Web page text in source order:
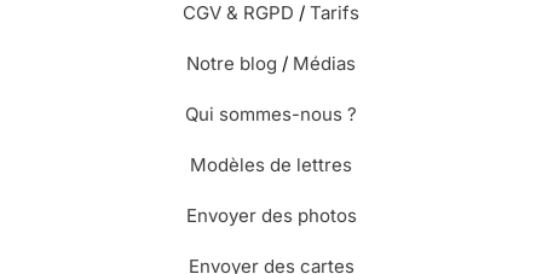
CGV & RGPD / Tarifs
Notre blog / Médias
Qui sommes-nous ?
Modèles de lettres
Envoyer des photos
Envoyer des cartes